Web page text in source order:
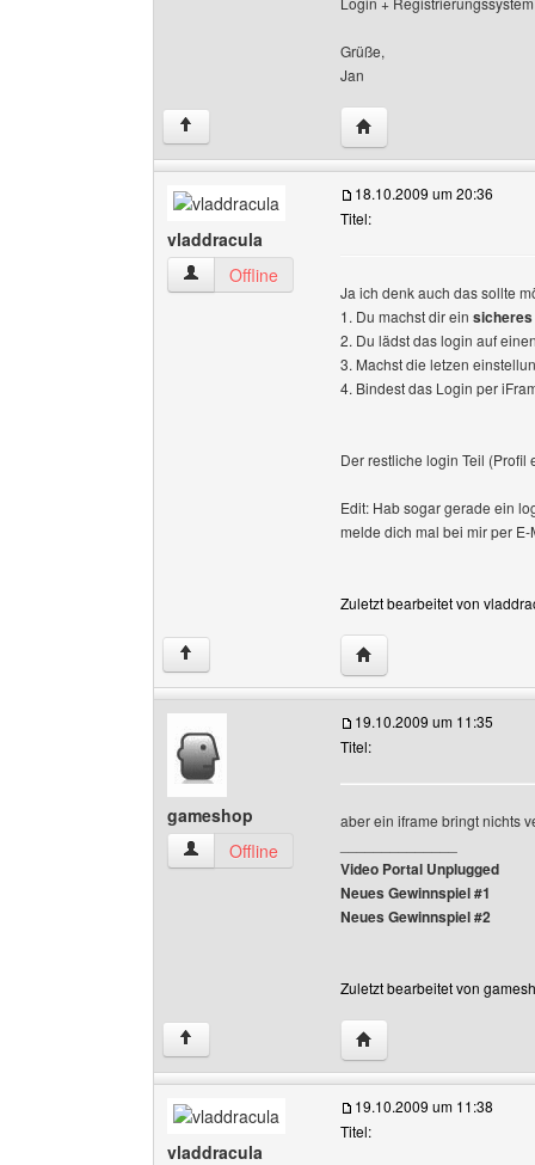
Grüße,
Jan
↑ Website dieses
vladdracula
vladdracula Benutzer-Profile anzeigen
Offline
18.10.2009 um 20:36
Titel:
Ja ich denk auch das sollte
1. Du machst dir ein sicheres
2. Du lädst das login auf
3. Machst die letzen
4. Bindest das Login per
Der restliche login Teil (Profil
Edit: Hab sogar gerade ein
melde dich mal bei mir per
Zuletzt bearbeitet von
↑ Website dieses
gameshop
gameshop Benutzer-Profile anzeigen
Offline
19.10.2009 um 11:35
Titel:
aber ein iframe bringt nichts
Video Portal Unplugged
Neues Gewinnspiel #1
Neues Gewinnspiel #2
Zuletzt bearbeitet von
↑ Website dieses
vladdracula
19.10.2009 um 11:38
Titel: